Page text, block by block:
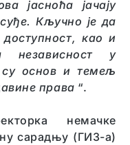
јасноћа јачају
Кључно је да
као и
независност у
су основ и темељ
права “.
немачке
сарадњу (ГИЗ-а)